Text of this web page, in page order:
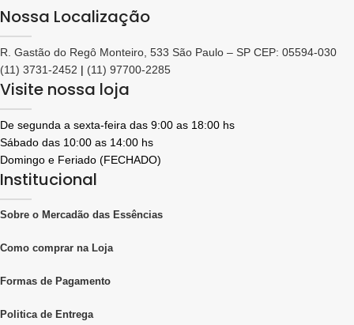
nuances de tabaco, madeira ou frutas
🌑Black Vanilla — O Encontro do
Mistério com o Conforto
Misteriosa, intensa e absurdamente
essência para velas Black
a união perfeita entre o doce
reconfortante da baunilha e nuances
profundas de madeiras escuras e
especiarias. Uma fragrância que
abraça a alma e transforma o ambiente
em um refúgio de sofisticação e
sedução. Ideal para momentos de
criar aquela atmosfera única que diz:
elegância, essa é a escolha.
Nossa Localização
R. Gastão do Regô Monteiro, 533 São Paulo – SP CEP: 05594-030
(11) 3731-2452 | (11) 97700-2285
Visite nossa loja
De segunda a sexta-feira das 9:00 as 18:00 hs
Sábado das 10:00 as 14:00 hs
Domingo e Feriado (FECHADO)
Institucional
Sobre o Mercadão das Essências
Como comprar na Loja
Formas de Pagamento
Politica de Entrega